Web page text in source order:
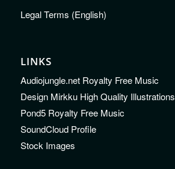
Legal Terms (English)
LINKS
Audiojungle.net Royalty Free Music
Design Mirkku High Quality Illustrations
Pond5 Royalty Free Music
SoundCloud Profile
Stock Images